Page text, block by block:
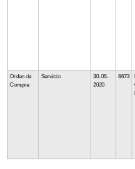
Orden de
Compra
Servicio
30-06-
2020
6673